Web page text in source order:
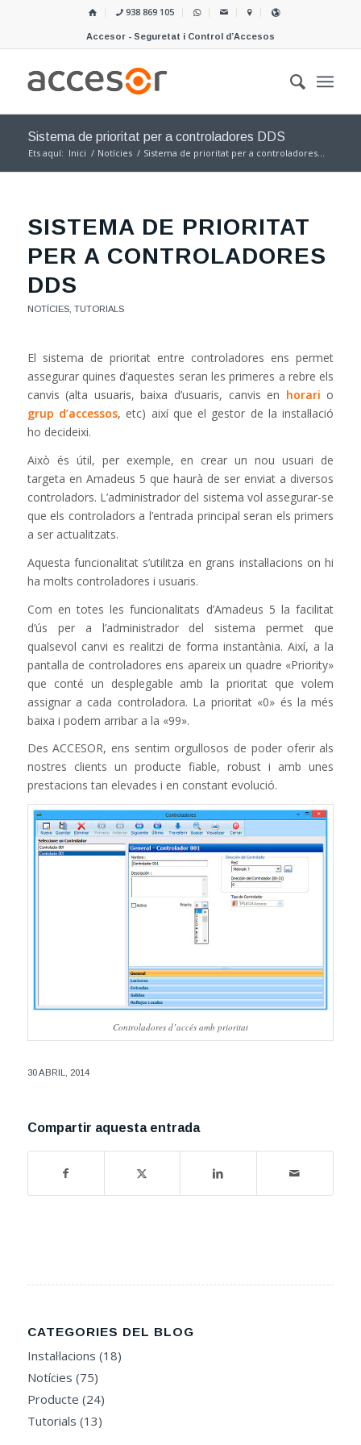
938 869 105
Accesor - Seguretat i Control d’Accesos
Sistema de prioritat per a controladores DDS
Ets aquí: Inici / Notícies / Sistema de prioritat per a controladores...
SISTEMA DE PRIORITAT
PER A CONTROLADORES
DDS
NOTÍCIES, TUTORIALS
El sistema de prioritat entre controladores ens permet
assegurar quines d’aquestes seran les primeres a rebre els
canvis (alta usuaris, baixa d’usuaris, canvis en horari o
grup d’accessos, etc) així que el gestor de la instal·lació
ho decideixi.
Això és útil, per exemple, en crear un nou usuari de
targeta en Amadeus 5 que haurà de ser enviat a diversos
controladors. L’administrador del sistema vol assegurar-se
que els controladors a l’entrada principal seran els primers
a ser actualitzats.
Aquesta funcionalitat s’utilitza en grans instal·lacions on hi
ha molts controladores i usuaris.
Com en totes les funcionalitats d’Amadeus 5 la facilitat
d’ús per a l’administrador del sistema permet que
qualsevol canvi es realitzi de forma instantània. Així, a la
pantalla de controladores ens apareix un quadre «Priority»
que conté un desplegable amb la prioritat que volem
assignar a cada controladora. La prioritat «0» és la més
baixa i podem arribar a la «99».
Des ACCESOR, ens sentim orgullosos de poder oferir als
nostres clients un producte fiable, robust i amb unes
prestacions tan elevades i en constant evolució.
Controladores d’accés amb prioritat
30 ABRIL, 2014
Compartir aquesta entrada
CATEGORIES DEL BLOG
Instal·lacions (18)
Notícies (75)
Producte (24)
Tutorials (13)